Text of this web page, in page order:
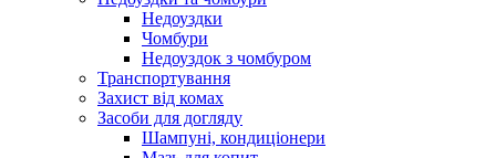
Недоуздки
Чомбури
Недоуздок з чомбуром
Транспортування
Захист від комах
Засоби для догляду
Шампуні, кондиціонери